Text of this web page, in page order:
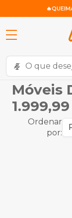
Móveis
1.999,99
Ordenar
por: